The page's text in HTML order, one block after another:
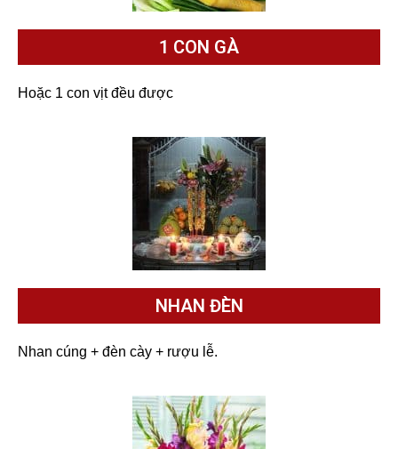
1 CON GÀ
Hoặc 1 con vịt đều được
NHAN ĐÈN
Nhan cúng + đèn cày + rượu lễ.